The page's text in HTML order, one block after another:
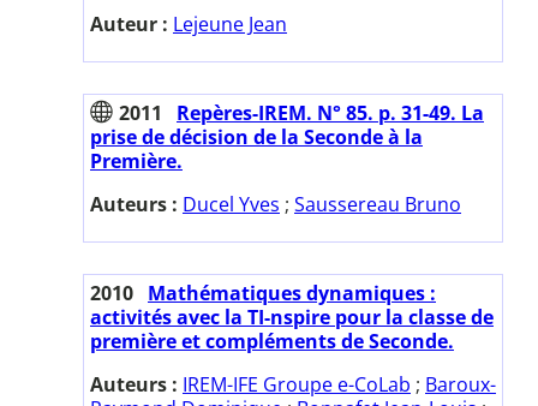
Auteur : Lejeune Jean
2011
Repères-IREM. N° 85. p. 31-49. La
prise de décision de la Seconde à la
Première.
Auteurs : Ducel Yves ; Saussereau Bruno
2010 Mathématiques dynamiques :
activités avec la TI-nspire pour la classe de
première et compléments de Seconde.
Auteurs : IREM-IFE Groupe e-CoLab ; Baroux-